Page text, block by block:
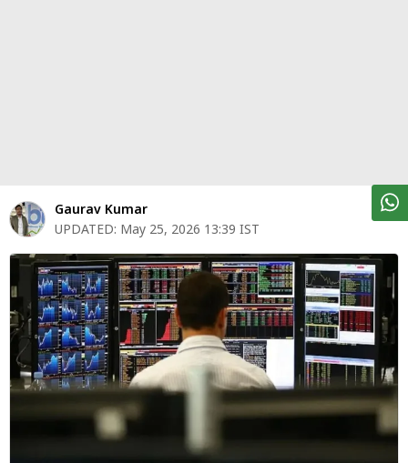
शेयर
बाज़ार
ट्रेंडिंग
बिजनेस
न्यूज
वीडियो
म्यूचुअल
फंड
Gaurav Kumar
UPDATED: May 25, 2026 13:39 IST